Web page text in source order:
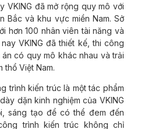
VKING đã mở rộng quy mô với
Bắc và khu vực miền Nam. Sở
hơn 100 nhân viên tài năng và
VKING đã thiết kế, thi công
có quy mô khác nhau và trải
thổ Việt Nam.
trình kiến trúc là một tác phẩm
dặn kinh nghiệm của VKING
sáng tạo để có thể đem đến
trình kiến trúc không chỉ